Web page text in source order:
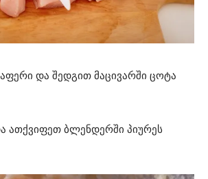
და შედგით მაცივარში ცოტა
ათქვიფეთ ბლენდერში პიურეს